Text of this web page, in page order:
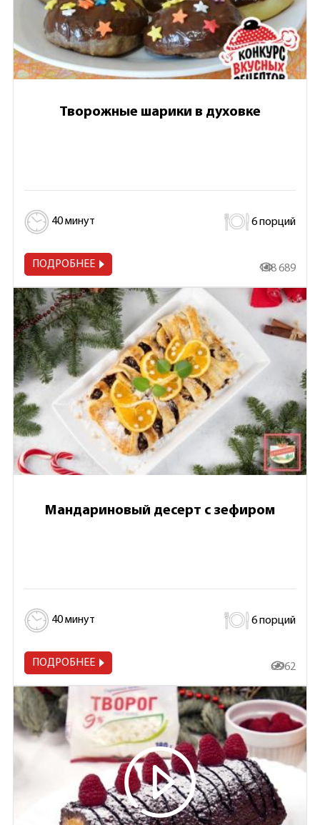
Творожные шарики в духовке
40 минут 6 порций
ПОДРОБНЕЕ 148 689
Мандариновый десерт с зефиром
40 минут 6 порций
ПОДРОБНЕЕ 6 962